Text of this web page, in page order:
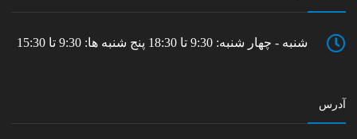
شنبه - چهار شنبه: 9:30 تا 18:30 پنج شنبه ها: 9:30 تا 15:30
آدرس